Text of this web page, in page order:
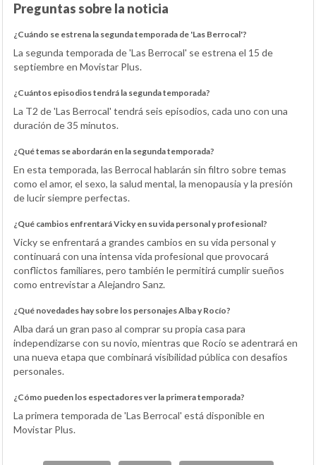
Preguntas sobre la noticia
¿Cuándo se estrena la segunda temporada de 'Las Berrocal'?
La segunda temporada de 'Las Berrocal' se estrena el 15 de
septiembre en Movistar Plus.
¿Cuántos episodios tendrá la segunda temporada?
La T2 de 'Las Berrocal' tendrá seis episodios, cada uno con una
duración de 35 minutos.
¿Qué temas se abordarán en la segunda temporada?
En esta temporada, las Berrocal hablarán sin filtro sobre temas
como el amor, el sexo, la salud mental, la menopausia y la presión
de lucir siempre perfectas.
¿Qué cambios enfrentará Vicky en su vida personal y profesional?
Vicky se enfrentará a grandes cambios en su vida personal y
continuará con una intensa vida profesional que provocará
conflictos familiares, pero también le permitirá cumplir sueños
como entrevistar a Alejandro Sanz.
¿Qué novedades hay sobre los personajes Alba y Rocío?
Alba dará un gran paso al comprar su propia casa para
independizarse con su novio, mientras que Rocío se adentrará en
una nueva etapa que combinará visibilidad pública con desafíos
personales.
¿Cómo pueden los espectadores ver la primera temporada?
La primera temporada de 'Las Berrocal' está disponible en
Movistar Plus.